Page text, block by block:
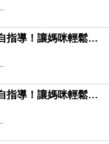
宅配快樂大廚來上菜！阿芳老師親自指導！讓媽咪輕鬆料理，營造無煙廚房，經濟、美味、方便，八分鐘讓你當名廚！
宅配快樂大廚來上菜！阿芳老師親自指導！讓媽咪輕鬆料理，營造無煙廚房，經濟、美味、方便，八分鐘讓你當名廚！